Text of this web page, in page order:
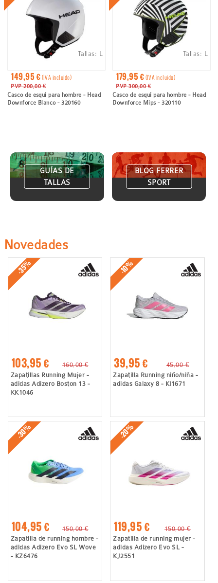
149,95 € (IVA incluido)
PVP 200,00 €
Casco de esquí para hombre - Head
Downforce Blanco - 320160
Tallas: L
179,95 € (IVA incluido)
PVP 300,00 €
Casco de esquí para hombre - Head
Downforce Mips - 320110
Tallas: L
GUÍAS DE
TALLAS
BLOG FERRER
SPORT
Novedades
-35%
103,95 €
160,00 €
Zapatillas Running Mujer -
adidas Adizero Boston 13 -
KK1046
-10%
39,95 €
45,00 €
Zapatilla Running niño/niña -
adidas Galaxy 8 - KI1671
-30%
104,95 €
150,00 €
Zapatilla de running hombre -
adidas Adizero Evo SL Wove
- KZ6476
-20%
119,95 €
150,00 €
Zapatilla de running mujer -
adidas Adizero Evo SL -
KJ2551